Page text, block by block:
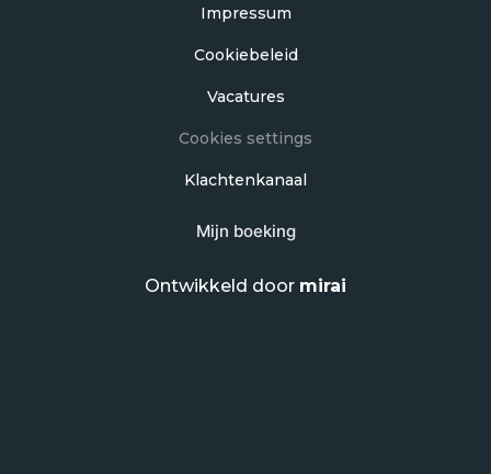
Impressum
Cookiebeleid
Vacatures
Cookies settings
Klachtenkanaal
Mijn boeking
Ontwikkeld door mirai